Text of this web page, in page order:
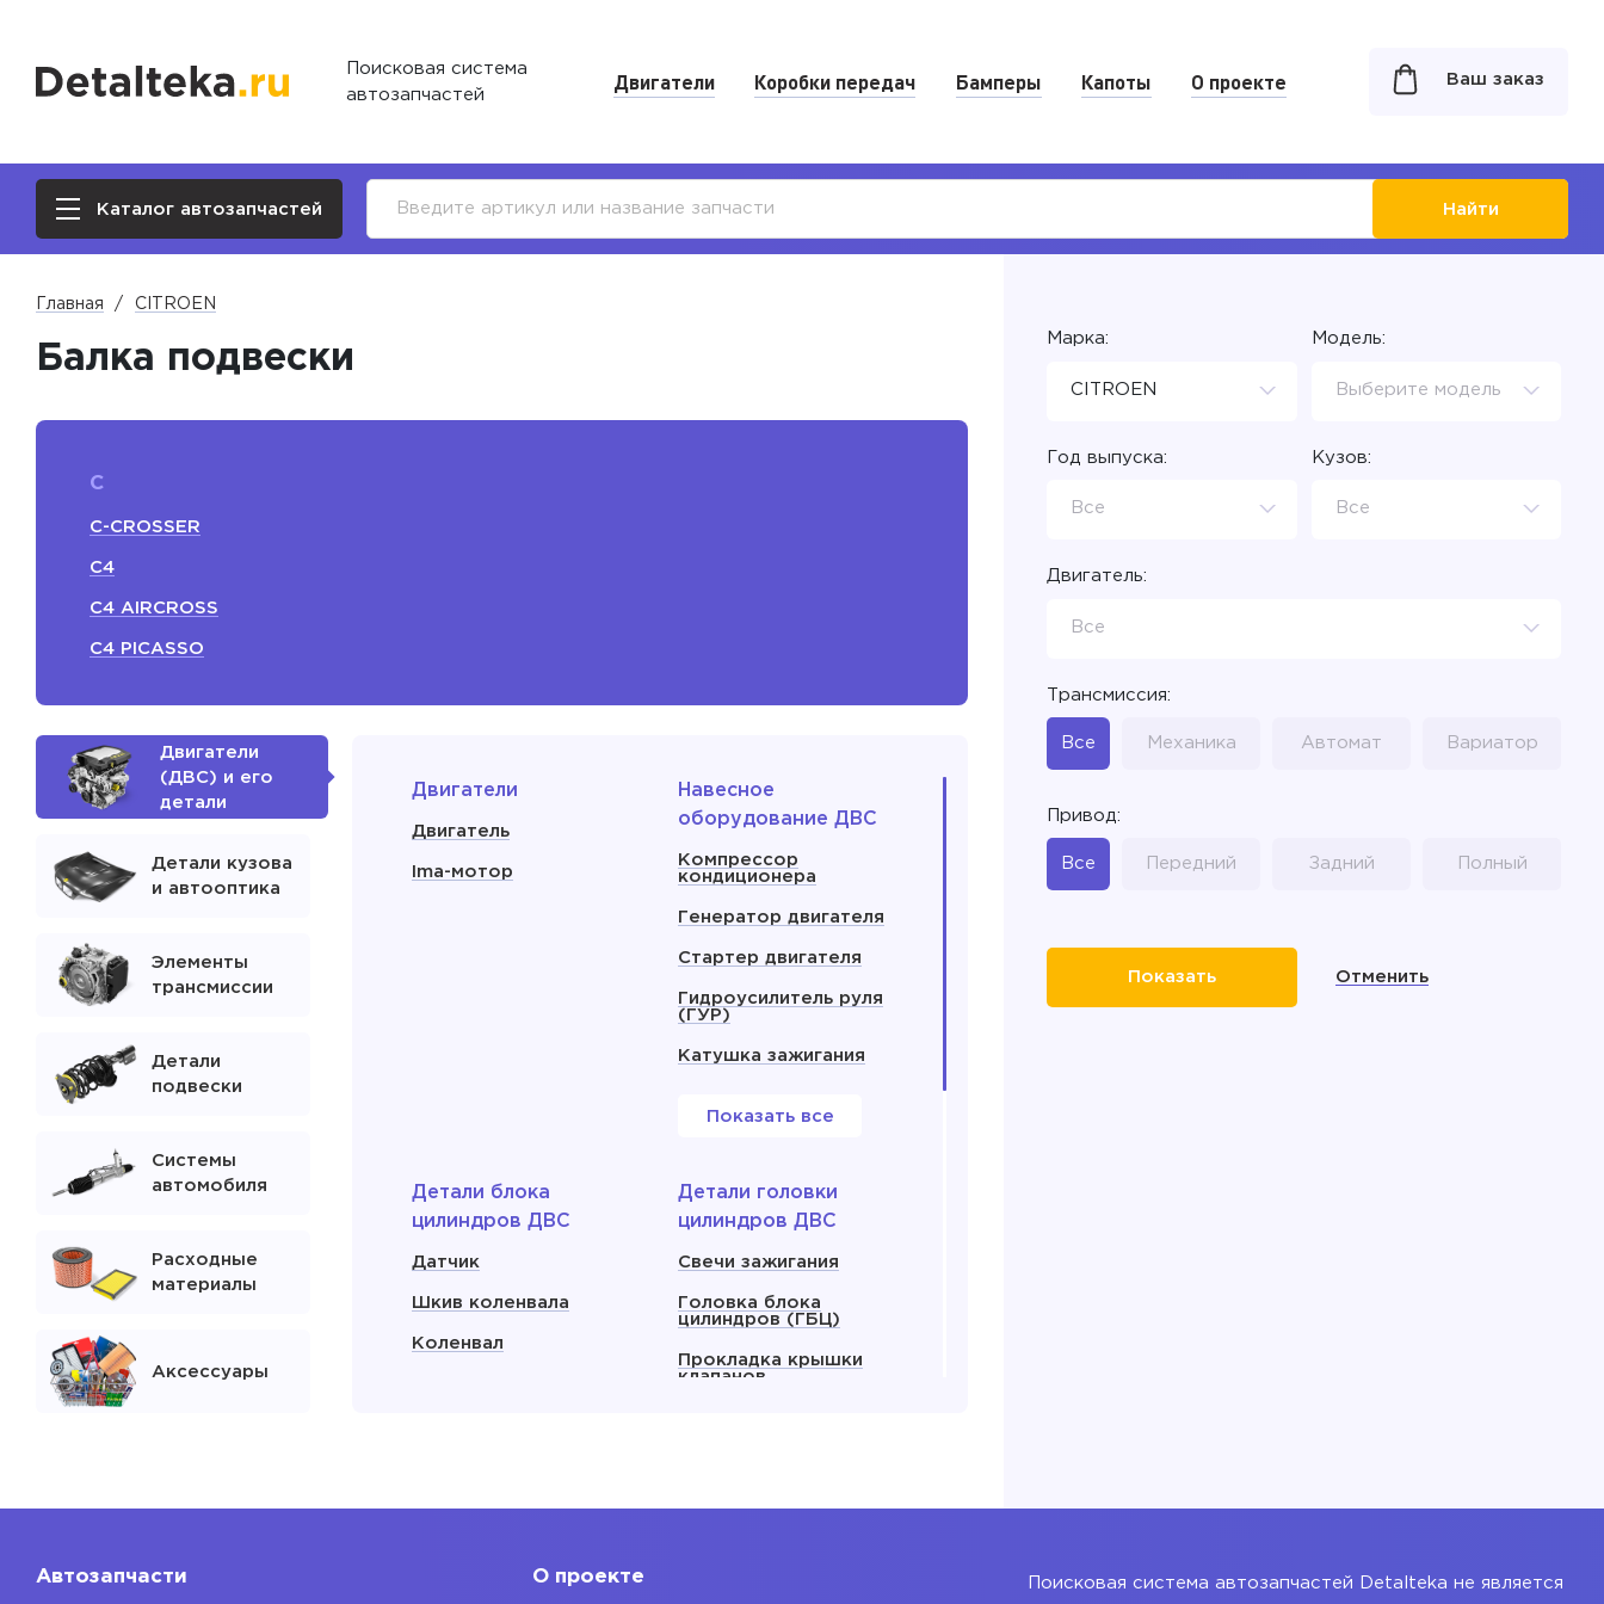
Поисковая система
автозапчастей
Двигатели Коробки передач Бамперы Капоты О проекте Ваш заказ
Каталог автозапчастей Найти
Главная CITROEN
Балка подвески
C
C-CROSSER
C4
C4 AIRCROSS
C4 PICASSO
Двигатели
(ДВС) и его
детали
Детали кузова
и автооптика
Элементы
трансмиссии
Детали
подвески
Системы
автомобиля
Расходные
материалы
Аксессуары
Двигатели
Двигатель
Ima-мотор
Навесное
оборудование ДВС
Компрессор
кондиционера
Генератор двигателя
Стартер двигателя
Гидроусилитель руля
(ГУР)
Катушка зажигания
Показать все
Детали блока
цилиндров ДВС
Датчик
Шкив коленвала
Коленвал
Детали головки
цилиндров ДВС
Свечи зажигания
Головка блока
цилиндров (ГБЦ)
Прокладка крышки
клапанов
Марка:
CITROEN
Модель:
Выберите модель
Год выпуска:
Все
Кузов:
Все
Двигатель:
Все
Трансмиссия:
Все Механика Автомат Вариатор
Привод:
Все Передний Задний Полный
Отменить
Автозапчасти О проекте Поисковая система автозапчастей Detalteka не является